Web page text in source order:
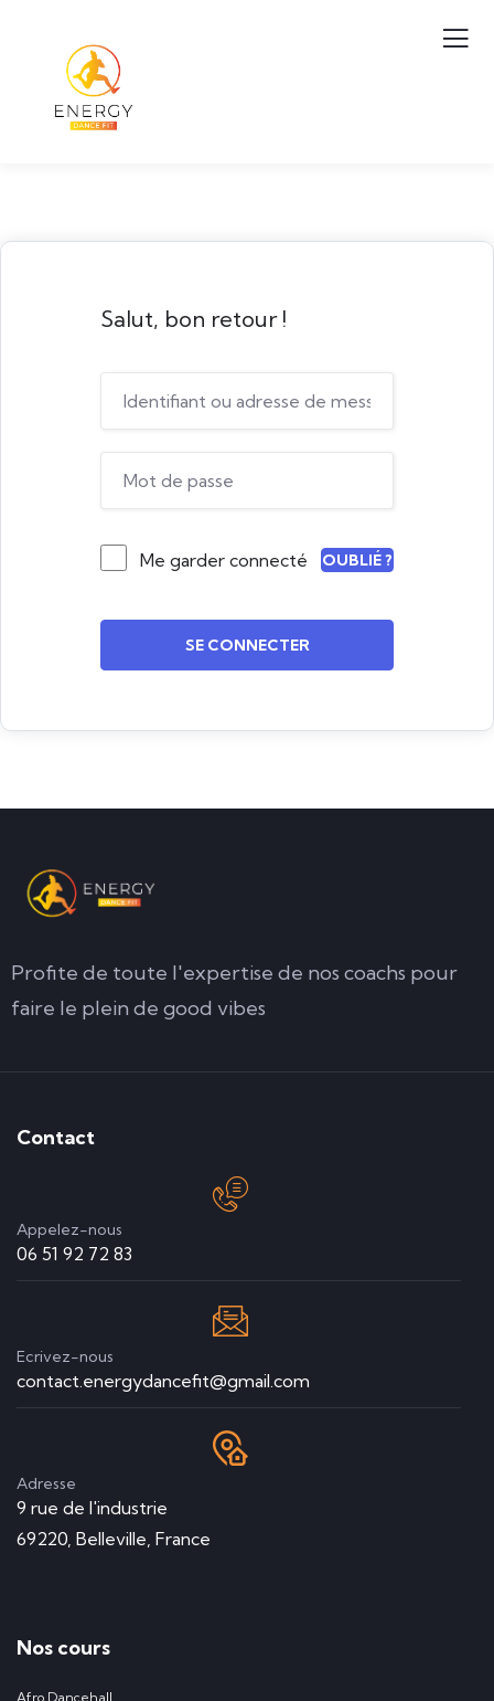
Salut, bon retour !
Me garder connecté OUBLIÉ ?
SE CONNECTER
Profite de toute l'expertise de nos coachs pour
faire le plein de good vibes
Contact
Appelez-nous
06 51 92 72 83
Ecrivez-nous
contact.energydancefit@gmail.com
Adresse
9 rue de l'industrie
69220, Belleville, France
Nos cours
Afro Dancehall